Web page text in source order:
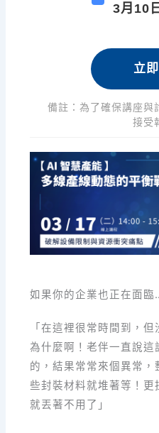
3月10
立
備註：為了確保講座與
接受
如果你的企業也正在面臨
「在這裡很常時間到，
為什麼啊！老伴一直說
的，結果常常來個異常
些封裝材料就堆著等！
就丟著不用了」